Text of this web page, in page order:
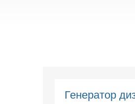
Генератор